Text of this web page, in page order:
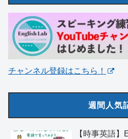
チャンネル登録はこちら！
週間人気
【時事英語